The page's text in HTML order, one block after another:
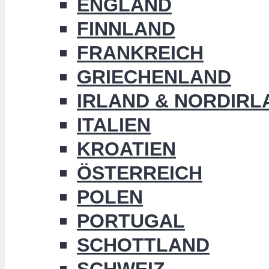
ENGLAND
FINNLAND
FRANKREICH
GRIECHENLAND
IRLAND &
ITALIEN
KROATIEN
ÖSTERREICH
POLEN
PORTUGAL
SCHOTTLAND